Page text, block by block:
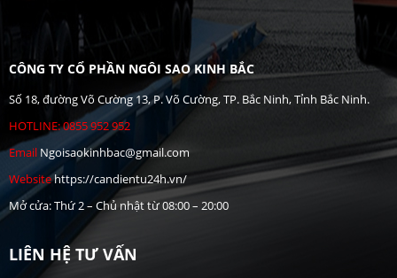
CÔNG TY CỔ PHẦN NGÔI SAO KINH BẮC
Số 18, đường Võ Cường 13, P. Võ Cường, TP. Bắc Ninh, Tỉnh Bắc Ninh.
HOTLINE: 0855 952 952
Email Ngoisaokinhbac@gmail.com
Websitehttps://candientu24h.vn/
Mở cửa: Thứ 2 – Chủ nhật từ 08:00 – 20:00
LIÊN HỆ TƯ VẤN